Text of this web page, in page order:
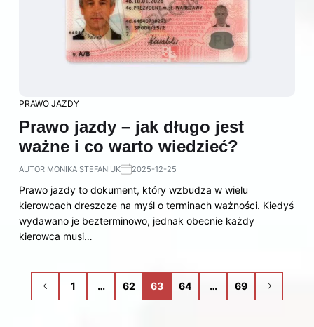
PRAWO JAZDY
Prawo jazdy – jak długo jest
ważne i co warto wiedzieć?
AUTOR:MONIKA STEFANIUK 2025-12-25
Prawo jazdy to dokument, który wzbudza w wielu
kierowcach dreszcze na myśl o terminach ważności. Kiedyś
wydawano je bezterminowo, jednak obecnie każdy
kierowca musi…
1 … 62 63 64 … 69